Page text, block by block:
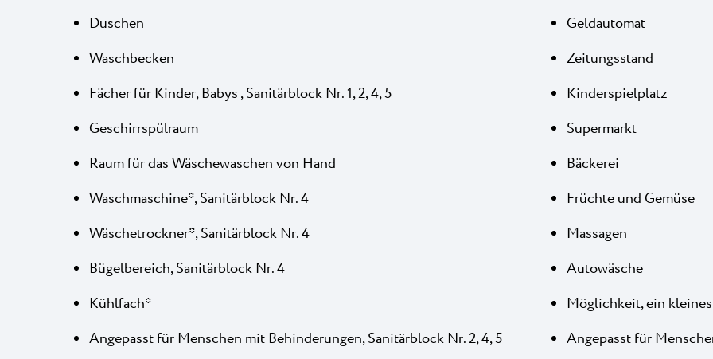
Duschen
Waschbecken
Fächer für Kinder, Babys , Sanitärblock Nr. 1, 2, 4, 5
Geschirrspülraum
Raum für das Wäschewaschen von Hand
Waschmaschine*, Sanitärblock Nr. 4
Wäschetrockner*, Sanitärblock Nr. 4
Bügelbereich, Sanitärblock Nr. 4
Kühlfach*
Angepasst für Menschen mit Behinderungen, Sanitärblock Nr. 2, 4, 5
Geldautomat
Zeitungsstand
Kinderspielplatz
Supermarkt
Bäckerei
Früchte und Gemüse
Massagen
Autowäsche
Möglichkeit, ein
Angepasst für